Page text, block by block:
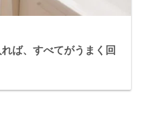
ば、すべてがうまく回